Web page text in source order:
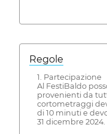
Regole
1. Partecipazione
Al FestiBaldo
provenienti da
cortometraggi
di 10 minuti e
31 dicembre 2024.